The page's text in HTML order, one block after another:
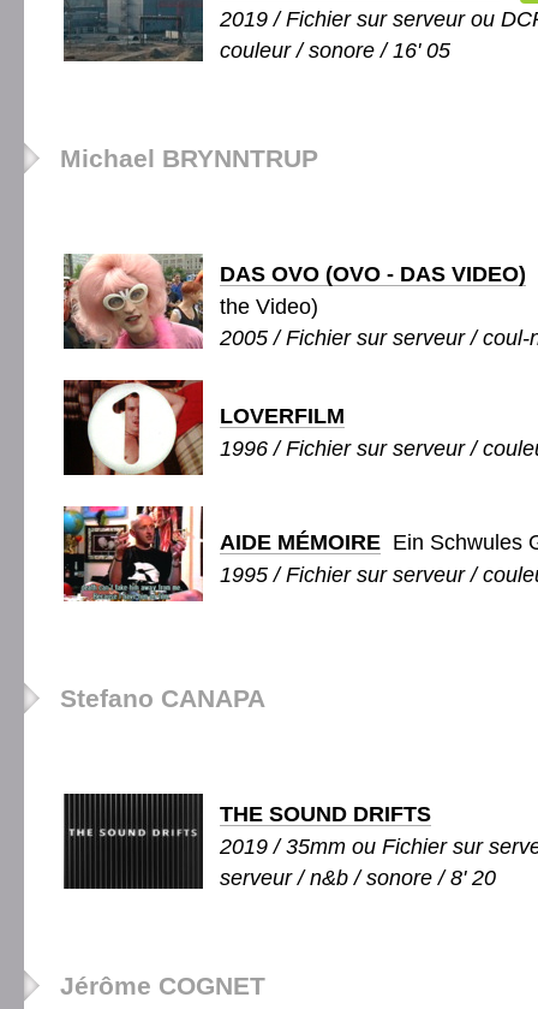
2019 / Fichier sur serveur ou
couleur / sonore / 16' 05
Michael BRYNNTRUP
DAS OVO (OVO - DAS VIDEO)
the Video)
2005 / Fichier sur serveur / coul-
LOVERFILM
1996 / Fichier sur serveur /
AIDE MÉMOIRE Ein Schwules
1995 / Fichier sur serveur /
Stefano CANAPA
THE SOUND DRIFTS
2019 / 35mm ou Fichier sur
serveur / n&b / sonore / 8' 20
Jérôme COGNET